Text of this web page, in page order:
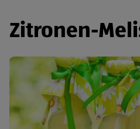
Zitronen-